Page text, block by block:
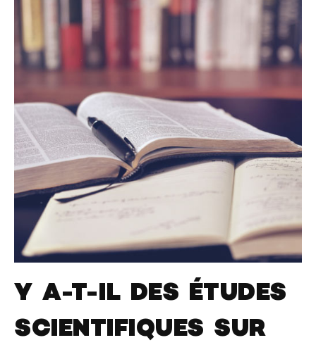
Y A-T-IL DES ÉTUDES
SCIENTIFIQUES SUR